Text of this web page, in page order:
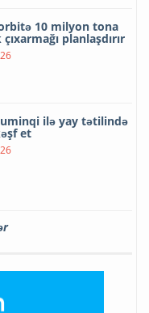
orbitə 10 milyon tona
planlaşdırır
ilə yay tətilində
et